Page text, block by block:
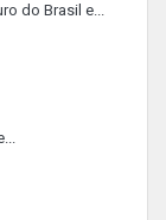
do Brasil e...